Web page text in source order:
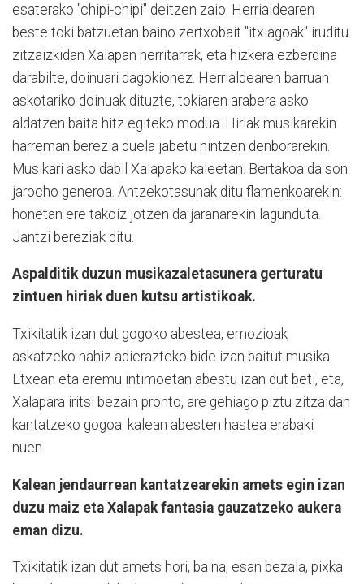
esaterako "chipi-chipi" deitzen zaio. Herrialdearen
beste toki batzuetan baino zertxobait "itxiagoak" iruditu
zitzaizkidan Xalapan herritarrak, eta hizkera ezberdina
darabilte, doinuari dagokionez. Herrialdearen barruan
askotariko doinuak dituzte, tokiaren arabera asko
aldatzen baita hitz egiteko modua. Hiriak musikarekin
harreman berezia duela jabetu nintzen denborarekin.
Musikari asko dabil Xalapako kaleetan. Bertakoa da son
jarocho generoa. Antzekotasunak ditu flamenkoarekin:
honetan ere takoiz jotzen da jaranarekin lagunduta.
Jantzi bereziak ditu.
Aspalditik duzun musikazaletasunera gerturatu
zintuen hiriak duen kutsu artistikoak.
Txikitatik izan dut gogoko abestea, emozioak
askatzeko nahiz adierazteko bide izan baitut musika.
Etxean eta eremu intimoetan abestu izan dut beti, eta,
Xalapara iritsi bezain pronto, are gehiago piztu zitzaidan
kantatzeko gogoa: kalean abesten hastea erabaki
nuen.
Kalean jendaurrean kantatzearekin amets egin izan
duzu maiz eta Xalapak fantasia gauzatzeko aukera
eman dizu.
Txikitatik izan dut amets hori, baina, esan bezala, pixka